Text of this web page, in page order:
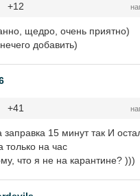
+12
щедро, очень приятно)
добавить)
+41
заправка 15 минут так И
только на час
что я не на карантине? )))